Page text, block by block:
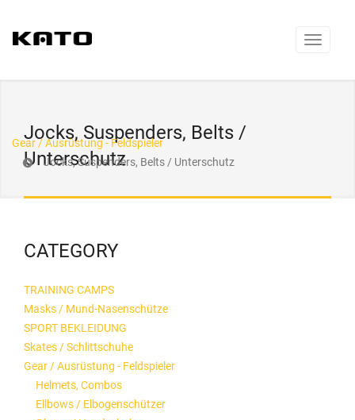
Jocks, Suspenders, Belts /
Unterschutz
Gear / Ausrüstung - Feldspieler
Jocks, Suspenders, Belts / Unterschutz
CATEGORY
TRAINING CAMPS
Masks / Mund-Nasenschütze
SPORT BEKLEIDUNG
Skates / Schlittschuhe
Gear / Ausrüstung - Feldspieler
Helmets, Combos
Ellbows / Elbogenschützer